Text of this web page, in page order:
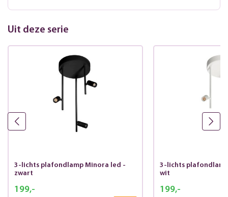
Uit deze serie
3-lichts plafondlamp Minora led -
zwart
199,-
3-lichts
wit
199,-